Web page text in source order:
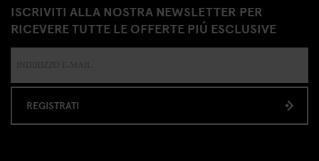
ISCRIVITI ALLA NOSTRA NEWSLETTER PER
RICEVERE TUTTE LE OFFERTE PIÚ ESCLUSIVE
REGISTRATI